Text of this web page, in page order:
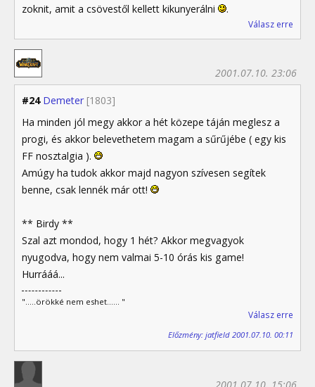
zoknit, amit a csövestől kellett kikunyerálni
.
Válasz erre
#24 Demeter [1803]
2001.07.10. 23:06
Ha minden jól megy akkor a hét közepe táján meglesz a
progi, és akkor belevethetem magam a sűrűjébe ( egy kis
FF nosztalgia ).
Amúgy ha tudok akkor majd nagyon szívesen segítek
benne, csak lennék már ott!
** Birdy **
Szal azt mondod, hogy 1 hét? Akkor megvagyok
nyugodva, hogy nem valmai 5-10 órás kis game!
Hurrááá...
".....örökké nem eshet...... "
Válasz erre
Előzmény: jatfield 2001.07.10. 00:11